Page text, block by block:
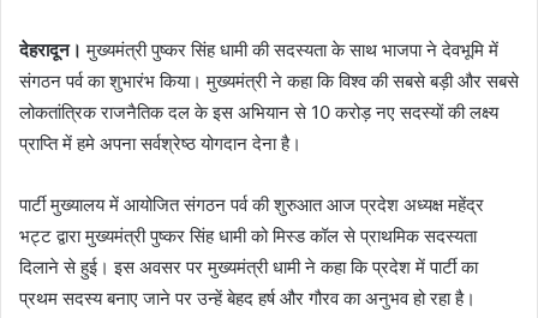
देहरादून। मुख्यमंत्री पुष्कर सिंह धामी की सदस्यता के साथ भाजपा ने देवभूमि में
संगठन पर्व का शुभारंभ किया। मुख्यमंत्री ने कहा कि विश्व की सबसे बड़ी और सबसे
लोकतांत्रिक राजनैतिक दल के इस अभियान से 10 करोड़ नए सदस्यों की लक्ष्य
प्राप्ति में हमे अपना सर्वश्रेष्ठ योगदान देना है।
पार्टी मुख्यालय में आयोजित संगठन पर्व की शुरुआत आज प्रदेश अध्यक्ष महेंद्र
भट्ट द्वारा मुख्यमंत्री पुष्कर सिंह धामी को मिस्ड कॉल से प्राथमिक सदस्यता
दिलाने से हुई। इस अवसर पर मुख्यमंत्री धामी ने कहा कि प्रदेश में पार्टी का
प्रथम सदस्य बनाए जाने पर उन्हें बेहद हर्ष और गौरव का अनुभव हो रहा है।